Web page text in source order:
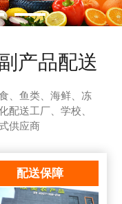
产品配送
、鱼类、海鲜、冻
配送工厂、学校、
供应商
配送保障